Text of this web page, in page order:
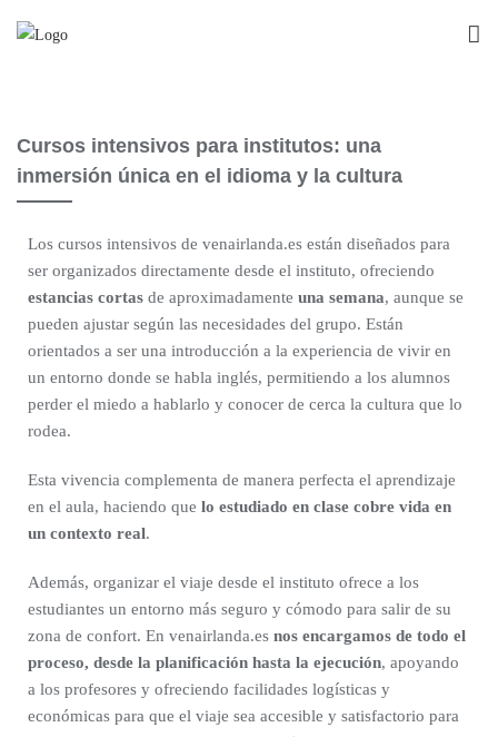
Cursos intensivos para institutos: una
inmersión única en el idioma y la cultura
Los cursos intensivos de venairlanda.es están diseñados para
ser organizados directamente desde el instituto, ofreciendo
estancias cortas de aproximadamente una semana, aunque se
pueden ajustar según las necesidades del grupo. Están
orientados a ser una introducción a la experiencia de vivir en
un entorno donde se habla inglés, permitiendo a los alumnos
perder el miedo a hablarlo y conocer de cerca la cultura que lo
rodea.
Esta vivencia complementa de manera perfecta el aprendizaje
en el aula, haciendo que lo estudiado en clase cobre vida en
un contexto real.
Además, organizar el viaje desde el instituto ofrece a los
estudiantes un entorno más seguro y cómodo para salir de su
zona de confort. En venairlanda.es nos encargamos de todo el
proceso, desde la planificación hasta la ejecución, apoyando
a los profesores y ofreciendo facilidades logísticas y
económicas para que el viaje sea accesible y satisfactorio para